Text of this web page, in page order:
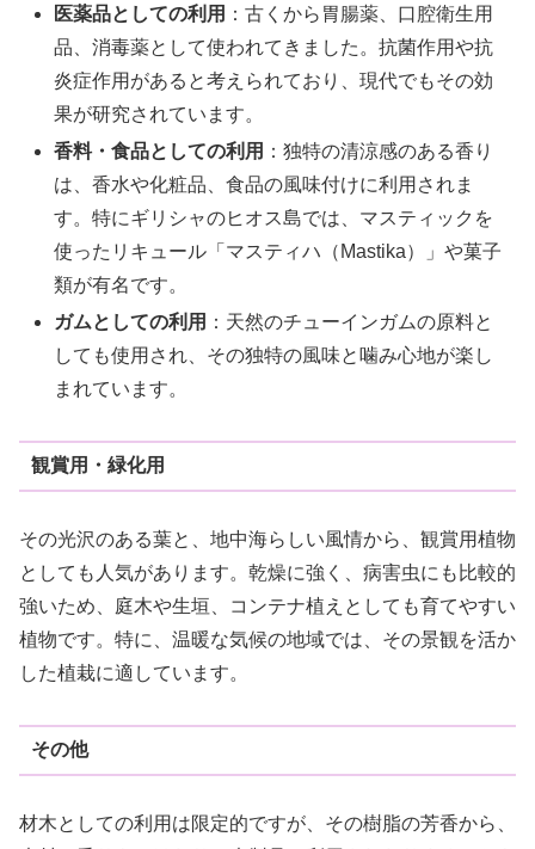
医薬品としての利用 ：古くから胃腸薬、口腔衛生用
品、消毒薬として使われてきました。抗菌作用や抗
炎症作用があると考えられており、現代でもその効
果が研究されています。
香料・食品としての利用 ：独特の清涼感のある香り
は、香水や化粧品、食品の風味付けに利用されま
す。特にギリシャのヒオス島では、マスティックを
使ったリキュール「マスティハ（Mastika）」や菓子
類が有名です。
ガムとしての利用 ：天然のチューインガムの原料と
しても使用され、その独特の風味と噛み心地が楽し
まれています。
観賞用・緑化用
その光沢のある葉と、地中海らしい風情から、観賞用植物
としても人気があります。乾燥に強く、病害虫にも比較的
強いため、庭木や生垣、コンテナ植えとしても育てやすい
植物です。特に、温暖な気候の地域では、その景観を活か
した植栽に適しています。
その他
材木としての利用は限定的ですが、その樹脂の芳香から、